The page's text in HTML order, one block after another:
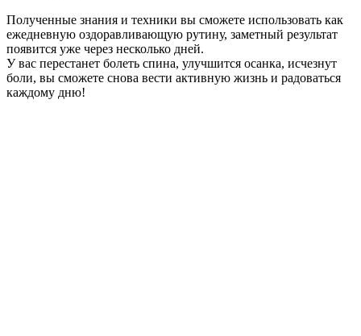
Полученные знания и техники вы сможете использовать как
ежедневную оздоравливающую рутину, заметный результат
появится уже через несколько дней.
У вас перестанет болеть спина, улучшится осанка, исчезнут
боли, вы сможете снова вести активную жизнь и радоваться
каждому дню!